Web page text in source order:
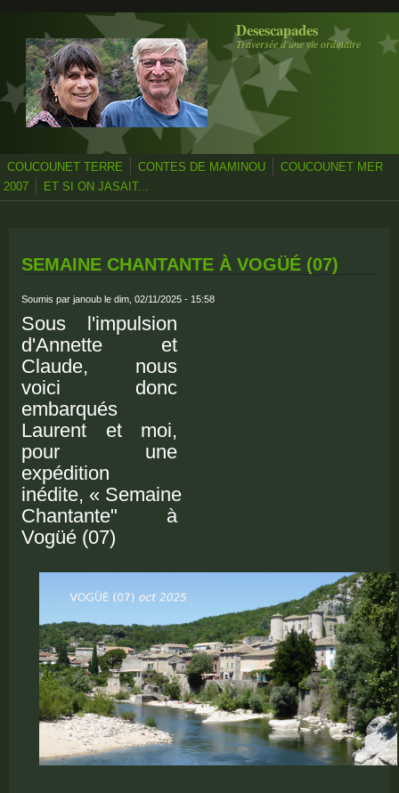
Aller au contenu principal Desescapades
Traversée d'une vie ordinaire
COUCOUNET TERRE CONTES DE MAMINOU
COUCOUNET MER
2007
ET SI ON JASAIT...
SEMAINE CHANTANTE À VOGÜÉ (07)
Soumis par janoub le dim, 02/11/2025 - 15:58
Sous l'impulsion
d'Annette et
Claude, nous
voici donc
embarqués
Laurent et moi,
pour une
expédition
inédite, « Semaine
Chantante" à
Vogüé (07)